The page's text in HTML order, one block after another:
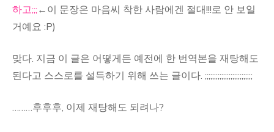
하고;;;←이 문장은 마음씨 착한 사람에겐 절대!!!로 안 보일
거예요 :P)
맞다. 지금 이 글은 어떻게든 예전에 한 번역본을 재탕해도
된다고 스스로를 설득하기 위해 쓰는 글이다. ;;;;;;;;;;;;;;;;;;;;;;;;;;
………후후후, 이제 재탕해도 되려나?